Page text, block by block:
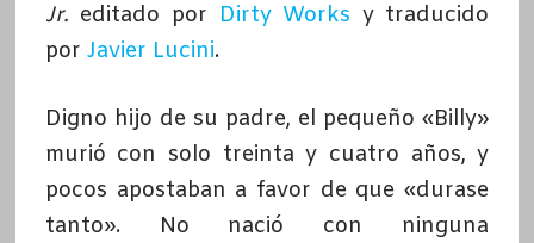
Jr. editado por Dirty Works y traducido
por Javier Lucini.
Digno hijo de su padre, el pequeño «Billy»
murió con solo treinta y cuatro años, y
pocos apostaban a favor de que «durase
tanto». No nació con ninguna